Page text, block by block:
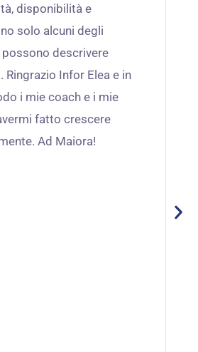
disponibilità e
solo alcuni degli
descrivere
Ringrazio Infor Elea e in
i mie coach e i mie
fatto crescere
Ad Maiora!